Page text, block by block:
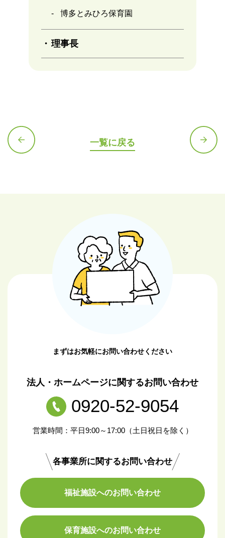
博多とみひろ保育園
理事長
一覧に戻る
まずはお気軽にお問い合わせください
法人・ホームページに関するお問い合わせ
0920-52-9054
営業時間：平日9:00～17:00（土日祝日を除く）
各事業所に関するお問い合わせ
福祉施設へのお問い合わせ
保育施設へのお問い合わせ